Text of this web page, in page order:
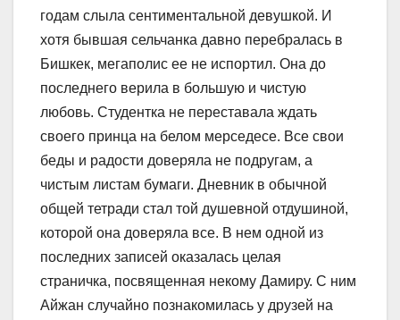
годам слыла сентиментальной девушкой. И
хотя бывшая сельчанка давно перебралась в
Бишкек, мегаполис ее не испортил. Она до
последнего верила в большую и чистую
любовь. Студентка не переставала ждать
своего принца на белом мерседесе. Все свои
беды и радости доверяла не подругам, а
чистым листам бумаги. Дневник в обычной
общей тетради стал той душевной отдушиной,
которой она доверяла все. В нем одной из
последних записей оказалась целая
страничка, посвященная некому Дамиру. С ним
Айжан случайно познакомилась у друзей на